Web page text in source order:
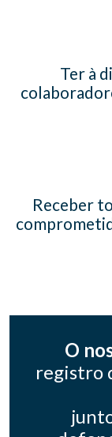
Ter à
Receber
O
registro